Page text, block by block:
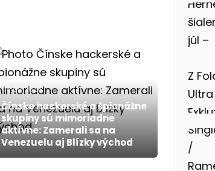
06.08.2026 0
Čínske hackerské a špionážne
skupiny sú mimoriadne
aktívne: Zamerali sa na
Venezuelu aj Blízky východ